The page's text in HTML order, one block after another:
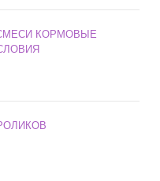
СМЕСИ КОРМОВЫЕ